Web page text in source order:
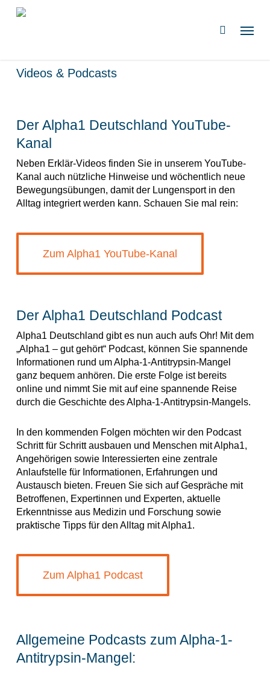
Zum
Hauptinhalt
suchen
Videos & Podcasts
Der Alpha1 Deutschland YouTube-
Kanal
Neben Erklär-Videos finden Sie in unserem YouTube-
Kanal auch nützliche Hinweise und wöchentlich neue
Bewegungsübungen, damit der Lungensport in den
Alltag integriert werden kann. Schauen Sie mal rein:
Zum Alpha1 YouTube-Kanal
Der Alpha1 Deutschland Podcast
Alpha1 Deutschland gibt es nun auch aufs Ohr! Mit dem
„Alpha1 – gut gehört“ Podcast, können Sie spannende
Informationen rund um Alpha-1-Antitrypsin-Mangel
ganz bequem anhören. Die erste Folge ist bereits
online und nimmt Sie mit auf eine spannende Reise
durch die Geschichte des Alpha-1-Antitrypsin-Mangels.
In den kommenden Folgen möchten wir den Podcast
Schritt für Schritt ausbauen und Menschen mit Alpha1,
Angehörigen sowie Interessierten eine zentrale
Anlaufstelle für Informationen, Erfahrungen und
Austausch bieten. Freuen Sie sich auf Gespräche mit
Betroffenen, Expertinnen und Experten, aktuelle
Erkenntnisse aus Medizin und Forschung sowie
praktische Tipps für den Alltag mit Alpha1.
Zum Alpha1 Podcast
Allgemeine Podcasts zum Alpha-1-
Antitrypsin-Mangel: